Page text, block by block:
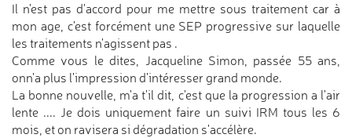
Il n'est pas d'accord pour me mettre sous traitement car à
mon age, c'est forcément une SEP progressive sur laquelle
les traitements n'agissent pas .
Comme vous le dites, Jacqueline Simon, passée 55 ans,
onn'a plus l'impression d'intéresser grand monde.
La bonne nouvelle, m'a t'il dit, c'est que la progression a l'air
lente .... Je dois uniquement faire un suivi IRM tous les 6
mois, et on ravisera si dégradation s'accélère.